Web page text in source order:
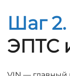
Шаг 2.
ЭПТС